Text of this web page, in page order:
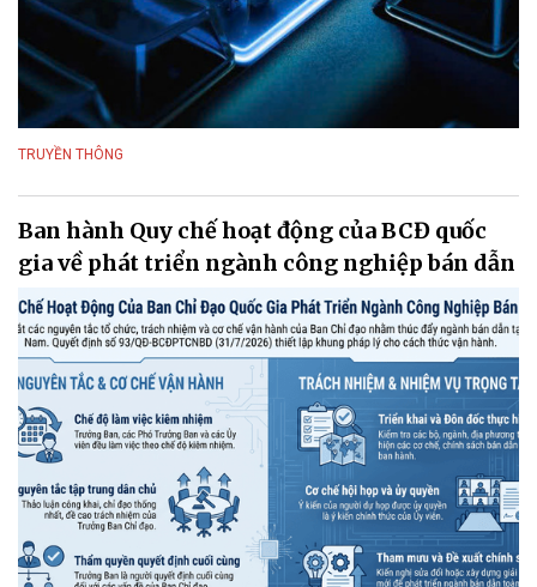
TRUYỀN THÔNG
Ban hành Quy chế hoạt động của BCĐ quốc
gia về phát triển ngành công nghiệp bán dẫn